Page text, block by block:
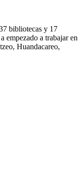
bibliotecas y 17
empezado a trabajar en
Huandacareo,